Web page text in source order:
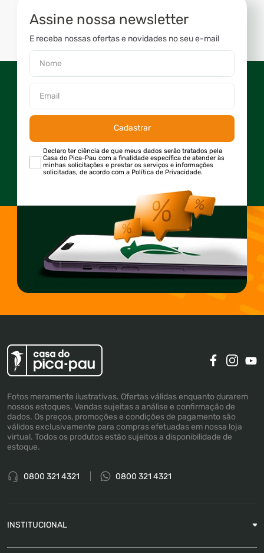
Assine nossa newsletter
E receba nossas ofertas e novidades no seu e-mail
Cadastrar
Declaro ter ciência de que meus dados serão tratados pela
Casa do Pica-Pau com a finalidade específica de atender às
minhas solicitações e prestar os serviços e informações
solicitadas, de acordo com a Política de Privacidade.
Fotos meramente ilustrativas. Ofertas válidas enquanto durarem
nossos estoques. Vendas sujeitas a análise e confirmação de
dados. Os preços, promoções e condições de pagamento são
válidos exclusivamente para compras efetuadas em nossa loja
virtual. Todos os produtos estão sujeitos a disponibilidade de
estoque.
0800 321 4321 0800 321 4321
INSTITUCIONAL